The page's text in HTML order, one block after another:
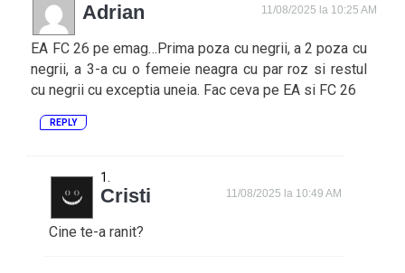
Adrian 11/08/2025 la 10:25 AM
EA FC 26 pe emag…Prima poza cu negrii, a 2 poza cu
negrii, a 3-a cu o femeie neagra cu par roz si restul
cu negrii cu exceptia uneia. Fac ceva pe EA si FC 26
REPLY
Cristi 11/08/2025 la 10:49 AM
Cine te-a ranit?